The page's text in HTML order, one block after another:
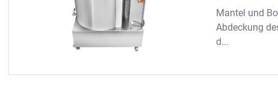
Mantel und
Abdeckung
d...